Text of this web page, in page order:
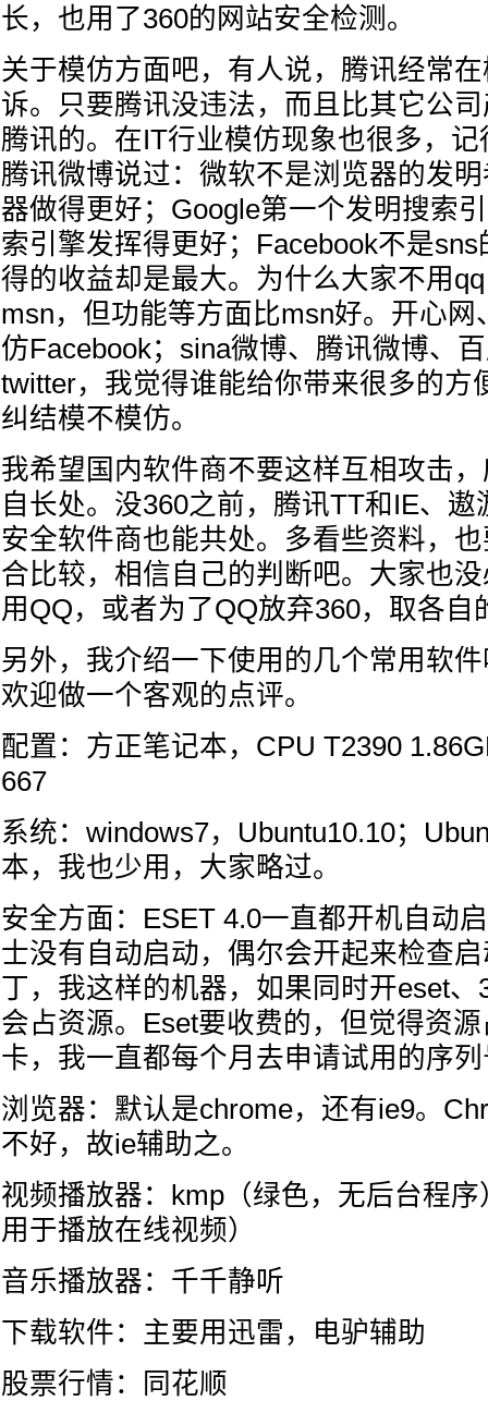
长，也用了360的网站安全检测。
关于模仿方面吧，有人说，腾讯经常
诉。只要腾讯没违法，而且比其它公
腾讯的。在IT行业模仿现象也很多，
腾讯微博说过：微软不是浏览器的发
器做得更好；Google第一个发明搜索
索引擎发挥得更好；Facebook不是
得的收益却是最大。为什么大家不用
msn，但功能等方面比msn好。开心网
仿Facebook；sina微博、腾讯微博、
twitter，我觉得谁能给你带来很多的方
纠结模不模仿。
我希望国内软件商不要这样互相攻击
自长处。没360之前，腾讯TT和IE、遨
安全软件商也能共处。多看些资料，
合比较，相信自己的判断吧。大家也
用QQ，或者为了QQ放弃360，取各自
另外，我介绍一下使用的几个常用软
欢迎做一个客观的点评。
配置：方正笔记本，CPU T2390
667
系统：windows7，Ubuntu10.10；
本，我也少用，大家略过。
安全方面：ESET 4.0一直都开机自动
士没有自动启动，偶尔会开起来检查
丁，我这样的机器，如果同时开eset
会占资源。Eset要收费的，但觉得资
卡，我一直都每个月去申请试用的序
浏览器：默认是chrome，还有ie9。
不好，故ie辅助之。
视频播放器：kmp（绿色，无后台程
用于播放在线视频）
音乐播放器：千千静听
下载软件：主要用迅雷，电驴辅助
股票行情：同花顺